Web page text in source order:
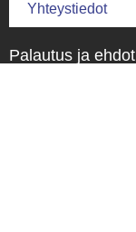
Yhteystiedot
Palautus ja ehdot